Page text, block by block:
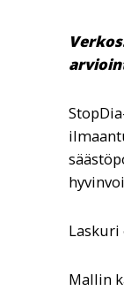
​Laskuri
Mallin